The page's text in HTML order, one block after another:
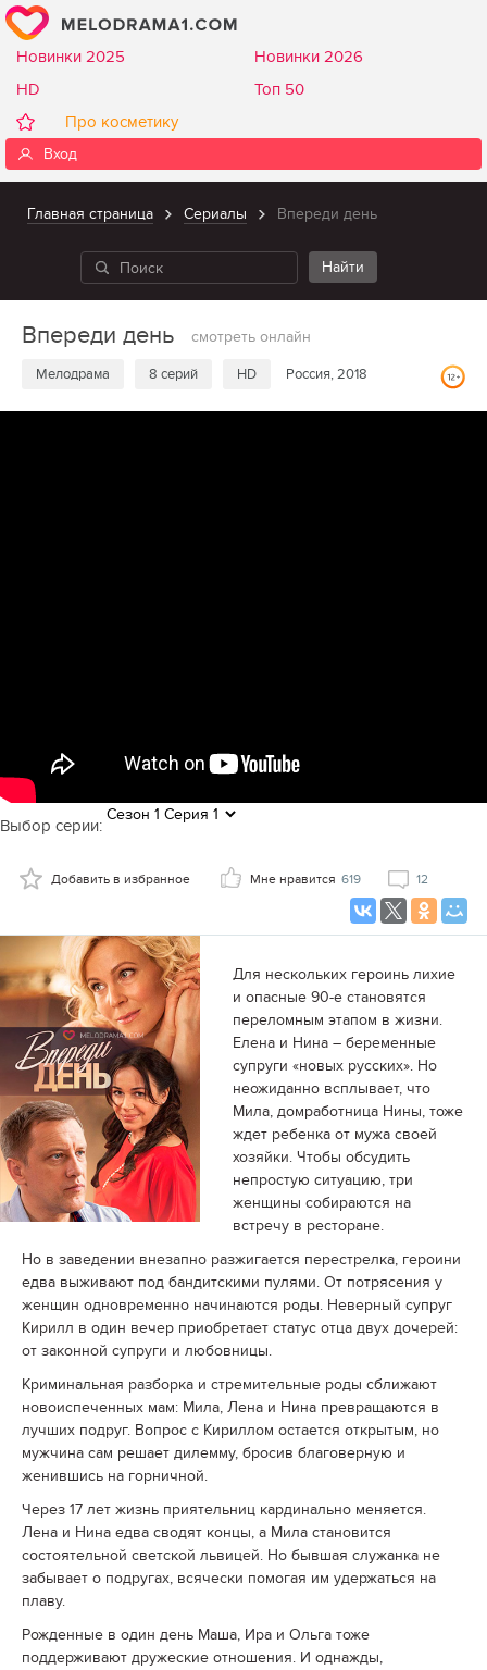
Новинки 2025
Новинки 2026
HD
Топ 50
Про косметику
Вход
Главная страница Сериалы Впереди день
Впереди день смотреть онлайн
Мелодрама 8 серий HD Россия, 2018
Выбор серии:
Добавить в избранное Мне нравится 619 12
Для нескольких героинь лихие
и опасные 90-е становятся
переломным этапом в жизни.
Елена и Нина – беременные
супруги «новых русских». Но
неожиданно всплывает, что
Мила, домработница Нины, тоже
ждет ребенка от мужа своей
хозяйки. Чтобы обсудить
непростую ситуацию, три
женщины собираются на
встречу в ресторане.
Но в заведении внезапно разжигается перестрелка, героини
едва выживают под бандитскими пулями. От потрясения у
женщин одновременно начинаются роды. Неверный супруг
Кирилл в один вечер приобретает статус отца двух дочерей:
от законной супруги и любовницы.
Криминальная разборка и стремительные роды сближают
новоиспеченных мам: Мила, Лена и Нина превращаются в
лучших подруг. Вопрос с Кириллом остается открытым, но
мужчина сам решает дилемму, бросив благоверную и
женившись на горничной.
Через 17 лет жизнь приятельниц кардинально меняется.
Лена и Нина едва сводят концы, а Мила становится
состоятельной светской львицей. Но бывшая служанка не
забывает о подругах, всячески помогая им удержаться на
плаву.
Рожденные в один день Маша, Ира и Ольга тоже
поддерживают дружеские отношения. И однажды,